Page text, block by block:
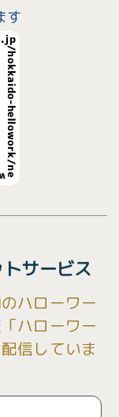
す
サービス
ハローワー
ハローワー
信していま